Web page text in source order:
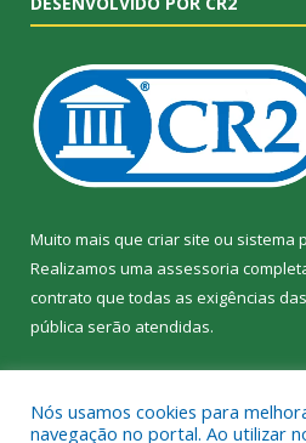
Muito mais que criar site ou sistema
Realizamos uma assessoria
contrato que todas as exigências das
pública serão atendidas.
Nós usamos cookies para
navegação no portal. Ao utilizar